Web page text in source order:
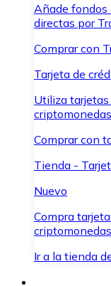
Añade fondos
directas por
Comprar con
Tarjeta de
Utiliza
Comprar con
Tienda -
Nuevo
Compra
Ir a la tienda